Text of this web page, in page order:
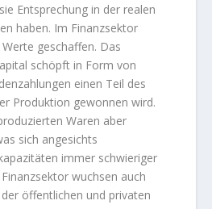
Entsprechung in der realen
haben. Im Finanzsektor
geschaffen. Das
schöpft in Form von
einen Teil des
Produktion gewonnen wird.
Waren aber
sich angesichts
immer schwieriger
wuchsen auch
öffentlichen und privaten